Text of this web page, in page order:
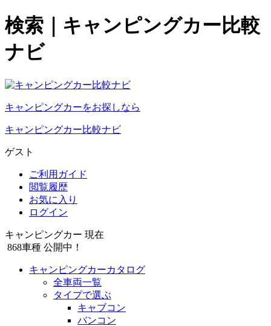
検索｜キャンピングカー比較
ナビ
キャンピングカーをお探しなら
キャンピングカー比較ナビ
ゲスト
ご利用ガイド
閲覧履歴
お気に入り
ログイン
キャンピングカー 現在
868車種 公開中！
キャンピングカーカタログ
全車両一覧
タイプで選ぶ
キャブコン
バンコン